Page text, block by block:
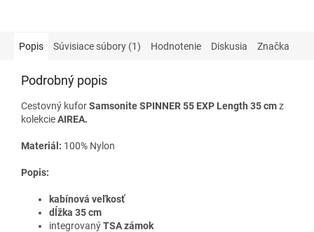
Popis Súvisiace súbory (1) Hodnotenie Diskusia Značka
Podrobný popis
Cestovný kuforSamsonite SPINNER 55 EXP Length 35 cmz
kolekcieAIREA.
Materiál: 100% Nylon
Popis:
kabínová veľkosť
dĺžka 35 cm
integrovanýTSA zámok